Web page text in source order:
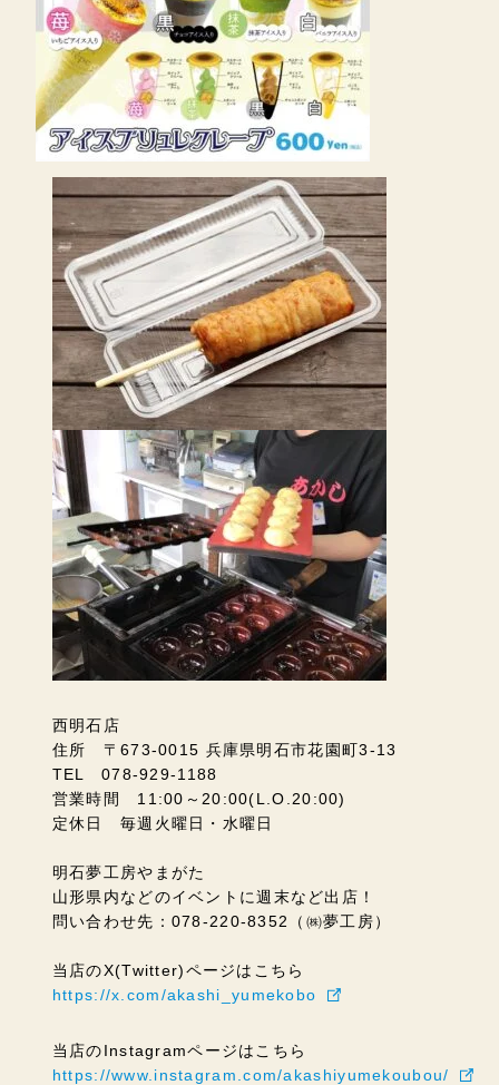
西明石店
住所 〒673-0015 兵庫県明石市花園町3-13
TEL 078-929-1188
営業時間 11:00～20:00(L.O.20:00)
定休日 毎週火曜日・水曜日
明石夢工房やまがた
山形県内などのイベントに週末など出店！
問い合わせ先：078-220-8352（㈱夢工房）
当店のX(Twitter)ページはこちら
https://x.com/akashi_yumekobo
当店のInstagramページはこちら
https://www.instagram.com/akashiyumekoubou/